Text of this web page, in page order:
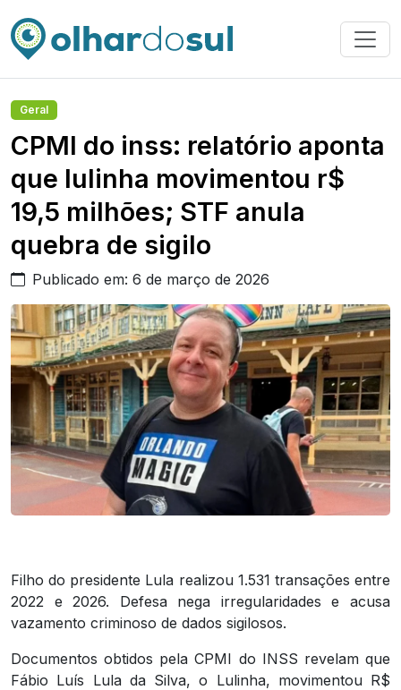
Geral
CPMI do inss: relatório aponta
que lulinha movimentou r$
19,5 milhões; STF anula
quebra de sigilo
Publicado em: 6 de março de 2026
Filho do presidente Lula realizou 1.531 transações entre
2022 e 2026. Defesa nega irregularidades e acusa
vazamento criminoso de dados sigilosos.
Documentos obtidos pela CPMI do INSS revelam que
Fábio Luís Lula da Silva, o Lulinha, movimentou R$